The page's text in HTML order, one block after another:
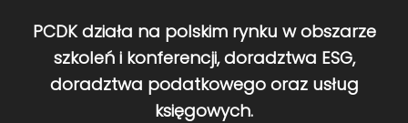
PCDK działa na polskim rynku w obszarze
szkoleń i konferencji, doradztwa ESG,
doradztwa podatkowego oraz usług
księgowych.